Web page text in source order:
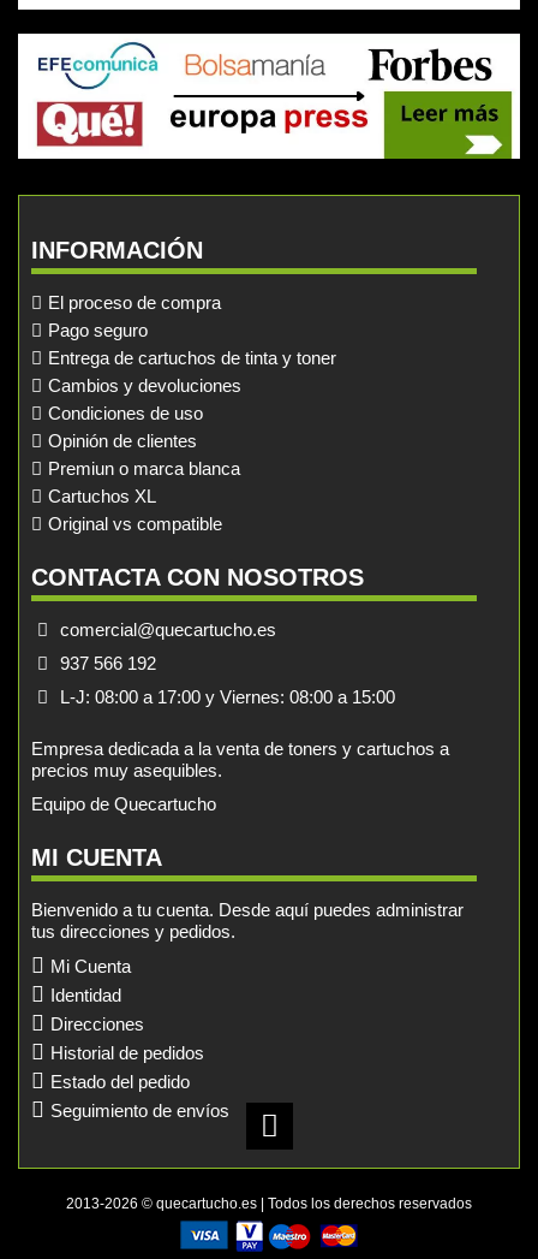
INFORMACIÓN
El proceso de compra
Pago seguro
Entrega de cartuchos de tinta y toner
Cambios y devoluciones
Condiciones de uso
Opinión de clientes
Premiun o marca blanca
Cartuchos XL
Original vs compatible
CONTACTA CON NOSOTROS
comercial@quecartucho.es
937 566 192
L-J: 08:00 a 17:00 y Viernes: 08:00 a 15:00
Empresa dedicada a la venta de toners y cartuchos a
precios muy asequibles.
Equipo de Quecartucho
MI CUENTA
Bienvenido a tu cuenta. Desde aquí puedes administrar
tus direcciones y pedidos.
Mi Cuenta
Identidad
Direcciones
Historial de pedidos
Estado del pedido
Seguimiento de envíos
2013-2026 © quecartucho.es | Todos los derechos reservados